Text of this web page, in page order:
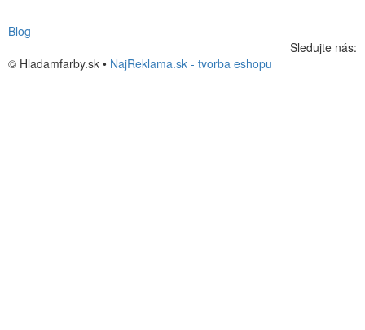
Blog
Sledujte nás:
© Hladamfarby.sk • NajReklama.sk - tvorba eshopu